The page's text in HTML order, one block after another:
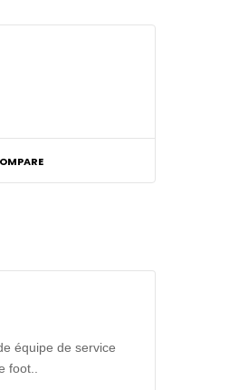
équipe de service
foot..